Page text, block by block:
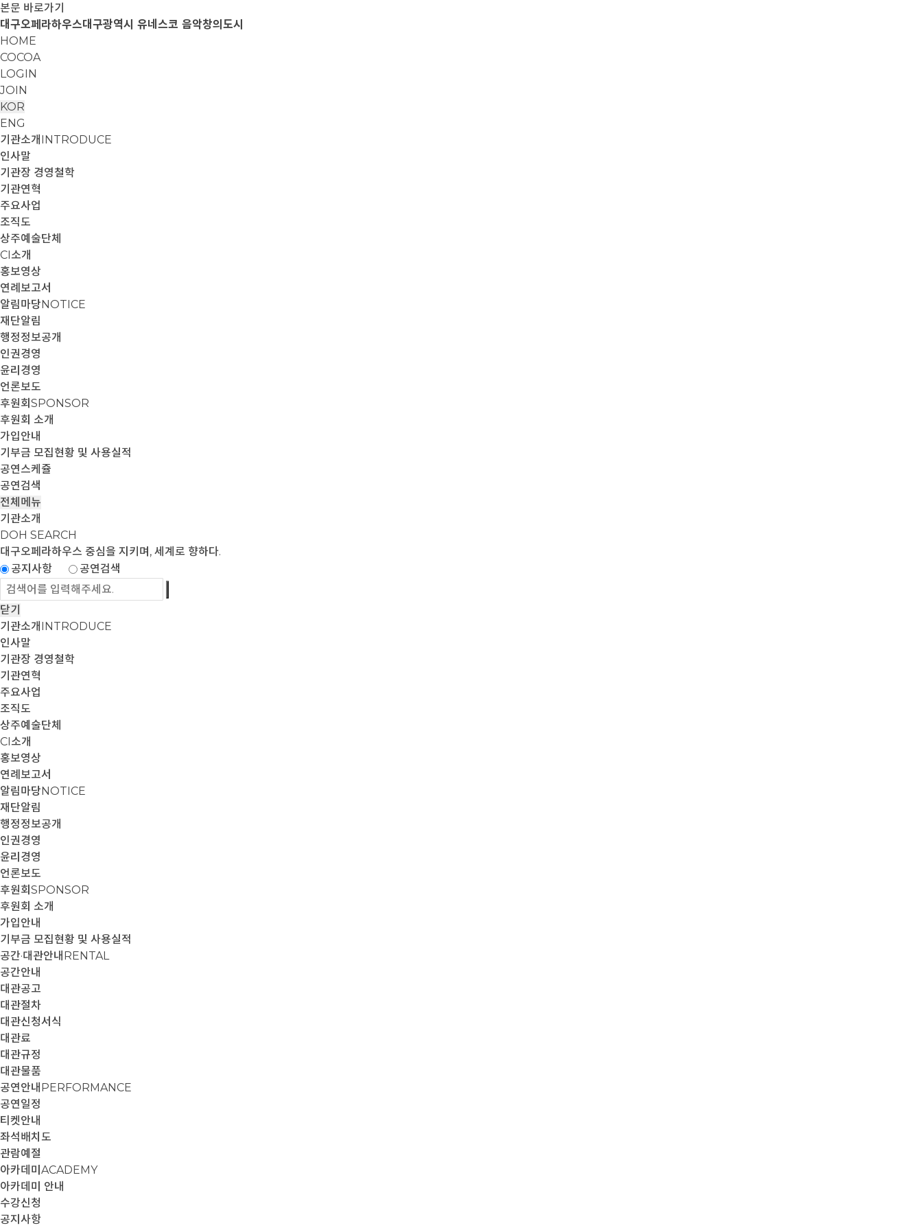
본문 바로가기
대구오페라하우스대구광역시 유네스코 음악창의도시
HOME
COCOA
LOGIN
JOIN
KOR
ENG
기관소개 INTRODUCE
인사말
기관장 경영철학
기관연혁
주요사업
조직도
상주예술단체
CI소개
홍보영상
연례보고서
알림마당NOTICE
재단알림
행정정보공개
인권경영
윤리경영
언론보도
후원회 SPONSOR
후원회 소개
가입안내
기부금 모집현황 및 사용실적
공연스케쥴
공연검색
전체메뉴
기관소개
DOH SEARCH
대구오페라하우스 중심을 지키며, 세계로 향하다.
공지사항
공연검색
닫기
기관소개 INTRODUCE
인사말
기관장 경영철학
기관연혁
주요사업
조직도
상주예술단체
CI소개
홍보영상
연례보고서
알림마당NOTICE
재단알림
행정정보공개
인권경영
윤리경영
언론보도
후원회 SPONSOR
후원회 소개
가입안내
기부금 모집현황 및 사용실적
공간·대관안내 RENTAL
공간안내
대관공고
대관절차
대관신청서식
대관료
대관규정
대관물품
공연안내 PERFORMANCE
공연일정
티켓안내
좌석배치도
관람예절
아카데미 ACADEMY
아카데미 안내
수강신청
공지사항